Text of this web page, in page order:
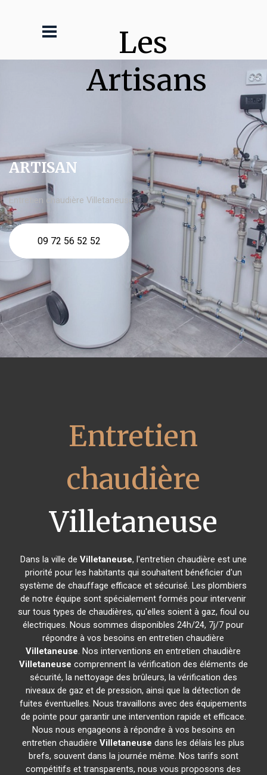
Les
Artisans
ARTISAN
Entretien chaudière Villetaneuse
09 72 56 52 52
Entretien
chaudière
Villetaneuse
Dans la ville de Villetaneuse, l'entretien chaudière est une
priorité pour les habitants qui souhaitent bénéficier d'un
système de chauffage efficace et sécurisé. Les plombiers
de notre équipe sont spécialement formés pour intervenir
sur tous types de chaudières, qu'elles soient à gaz, fioul ou
électriques. Nous sommes disponibles 24h/24, 7j/7 pour
répondre à vos besoins en entretien chaudière
Villetaneuse. Nos interventions en entretien chaudière
Villetaneuse comprennent la vérification des éléments de
sécurité, la nettoyage des brûleurs, la vérification des
niveaux de gaz et de pression, ainsi que la détection de
fuites éventuelles. Nous travaillons avec des équipements
de pointe pour garantir une intervention rapide et efficace.
Nous nous engageons à répondre à vos besoins en
entretien chaudièreVilletaneuse dans les délais les plus
brefs, souvent dans la journée même. Nos tarifs sont
compétitifs et transparents, nous vous proposons des